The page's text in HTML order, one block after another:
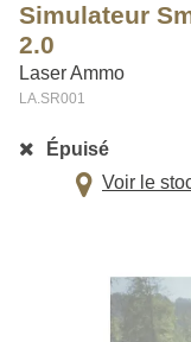
Simulateur
2.0
Laser Ammo
LA.SR001
Épuisé
Voir le